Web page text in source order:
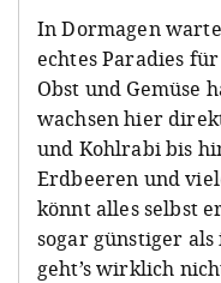
In Dormagen
echtes Paradies
Obst und Gemüse
wachsen hier
und Kohlrabi bis
Erdbeeren und
könnt alles selbst
sogar günstiger
geht’s wirklich